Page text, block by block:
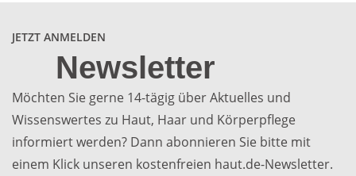
JETZT ANMELDEN
Newsletter
Möchten Sie gerne 14-tägig über Aktuelles und
Wissenswertes zu Haut, Haar und Körperpflege
informiert werden? Dann abonnieren Sie bitte mit
einem Klick unseren kostenfreien haut.de-Newsletter.